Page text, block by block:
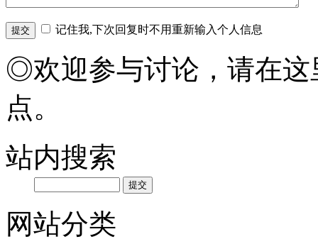
记住我,下次回复时不用重新输入个人信息
◎欢迎参与讨论，请在这
点。
站内搜索
网站分类